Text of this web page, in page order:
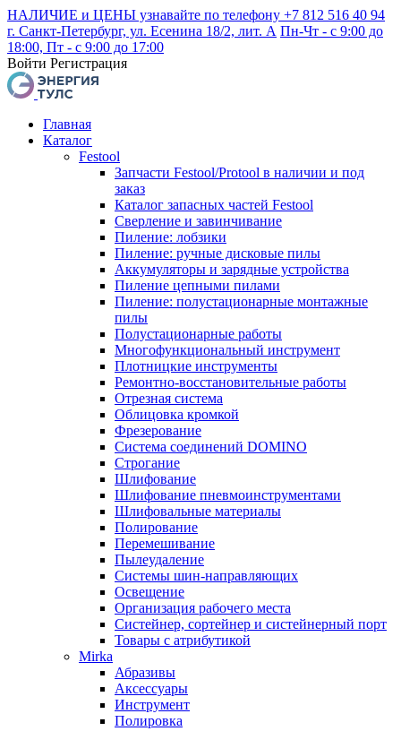
НАЛИЧИЕ и ЦЕНЫ узнавайте по телефону +7 812 516 40 94
г. Санкт-Петербург, ул. Есенина 18/2, лит. А Пн-Чт - с 9:00 до
18:00, Пт - с 9:00 до 17:00
Войти Регистрация
Главная
Каталог
Festool
Запчасти Festool/Protool в наличии и под
заказ
Каталог запасных частей Festool
Сверление и завинчивание
Пиление: лобзики
Пиление: ручные дисковые пилы
Аккумуляторы и зарядные устройства
Пиление цепными пилами
Пиление: полустационарные монтажные
пилы
Полустационарные работы
Многофункциональный инструмент
Плотницкие инструменты
Ремонтно-восстановительные работы
Отрезная система
Облицовка кромкой
Фрезерование
Система соединений DOMINO
Строгание
Шлифование
Шлифование пневмоинструментами
Шлифовальные материалы
Полирование
Перемешивание
Пылеудаление
Системы шин-направляющих
Освещение
Организация рабочего места
Систейнер, сортейнер и систейнерный порт
Товары с атрибутикой
Mirka
Абразивы
Аксессуары
Инструмент
Полировка